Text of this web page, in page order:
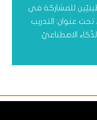
للمشاركة في
المنتدى الفلسطينيّ للتدريب 2024، تحت عنوان: التدريب
الاصطناعيّ